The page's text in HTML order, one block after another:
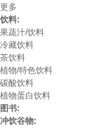
更多
饮料:
果蔬汁/饮料
冷藏饮料
茶饮料
植物/特色饮料
碳酸饮料
植物蛋白饮料
图书:
冲饮谷物: